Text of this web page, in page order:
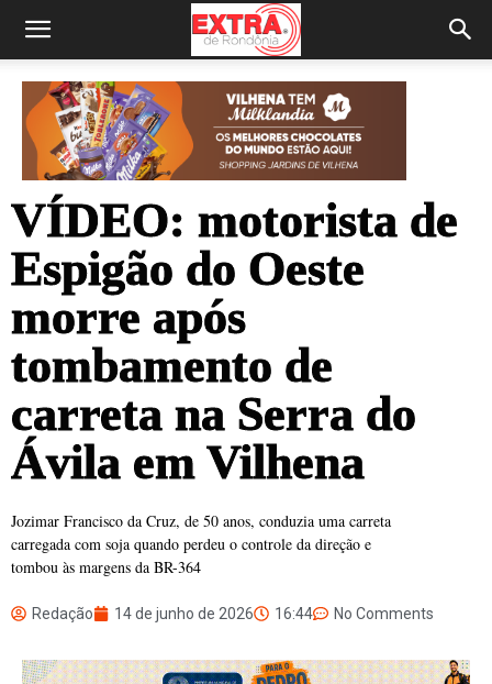
VÍDEO: motorista de
Espigão do Oeste
morre após
tombamento de
carreta na Serra do
Ávila em Vilhena
Jozimar Francisco da Cruz, de 50 anos, conduzia uma carreta
carregada com soja quando perdeu o controle da direção e
tombou às margens da BR-364
Redação 14 de junho de 2026 16:44 No Comments